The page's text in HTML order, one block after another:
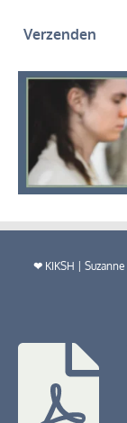
Verzenden
❤︎ KIKSH |